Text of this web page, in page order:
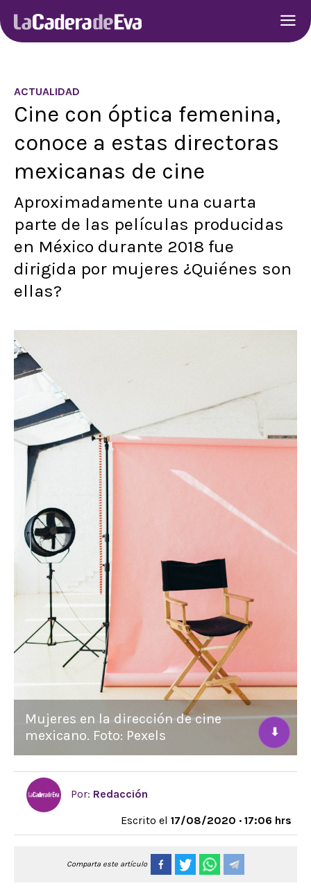
ACTUALIDAD
Cine con óptica femenina,
conoce a estas directoras
mexicanas de cine
Aproximadamente una cuarta
parte de las películas producidas
en México durante 2018 fue
dirigida por mujeres ¿Quiénes son
ellas?
Mujeres en la dirección de cine
mexicano. Foto: Pexels
⬇
Por: Redacción
Escrito el 17/08/2020 · 17:06 hrs
Comparta este artículo